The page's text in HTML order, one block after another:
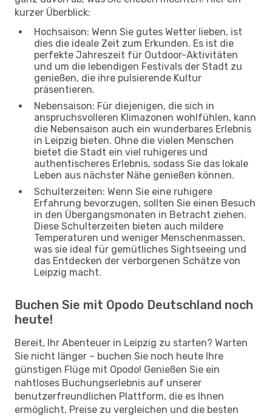
kurzer Überblick:
Hochsaison: Wenn Sie gutes Wetter lieben, ist
dies die ideale Zeit zum Erkunden. Es ist die
perfekte Jahreszeit für Outdoor-Aktivitäten
und um die lebendigen Festivals der Stadt zu
genießen, die ihre pulsierende Kultur
präsentieren.
Nebensaison: Für diejenigen, die sich in
anspruchsvolleren Klimazonen wohlfühlen, kann
die Nebensaison auch ein wunderbares Erlebnis
in Leipzig bieten. Ohne die vielen Menschen
bietet die Stadt ein viel ruhigeres und
authentischeres Erlebnis, sodass Sie das lokale
Leben aus nächster Nähe genießen können.
Schulterzeiten: Wenn Sie eine ruhigere
Erfahrung bevorzugen, sollten Sie einen Besuch
in den Übergangsmonaten in Betracht ziehen.
Diese Schulterzeiten bieten auch mildere
Temperaturen und weniger Menschenmassen,
was sie ideal für gemütliches Sightseeing und
das Entdecken der verborgenen Schätze von
Leipzig macht.
Buchen Sie mit Opodo Deutschland noch
heute!
Bereit, Ihr Abenteuer in Leipzig zu starten? Warten
Sie nicht länger – buchen Sie noch heute Ihre
günstigen Flüge mit Opodo! Genießen Sie ein
nahtloses Buchungserlebnis auf unserer
benutzerfreundlichen Plattform, die es Ihnen
ermöglicht, Preise zu vergleichen und die besten